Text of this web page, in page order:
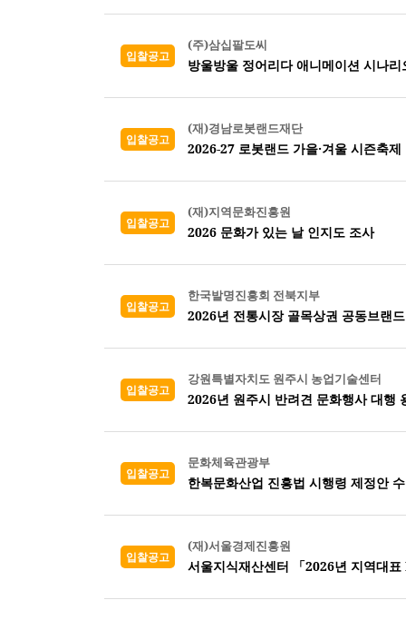
입찰공고
(주)삼십팔도씨
방울방울 정어리다 애니메이션 시나
입찰공고
(재)경남로봇랜드재단
2026-27 로봇랜드 가을·겨울 시즌축
입찰공고
(재)지역문화진흥원
2026 문화가 있는 날 인지도 조사
입찰공고
한국발명진흥회 전북지부
입찰공고
강원특별자치도 원주시 농업기술센터
2026년 원주시 반려견 문화행사 대행
입찰공고
문화체육관광부
한복문화산업 진흥법 시행령 제정안
입찰공고
(재)서울경제진흥원